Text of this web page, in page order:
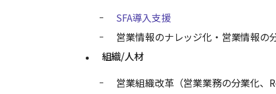
SFA導入支援
営業情報のナレッジ化・営業情報の
組織/人材
営業組織改革（営業業務の分業化、